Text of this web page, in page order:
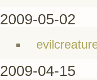
2009-05-02
2009-04-15